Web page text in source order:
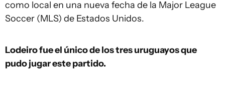
como local en una nueva fecha de la Major League
Soccer (MLS) de Estados Unidos.
Lodeiro fue el único de los tres uruguayos que
pudo jugar este partido.